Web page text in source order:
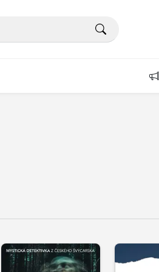
Přehrát Přehrát